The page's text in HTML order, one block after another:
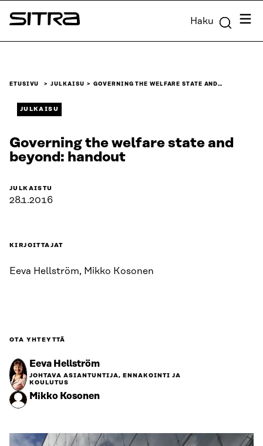
Siirry
suoraan
Sitra Haku
ETUSIVU JULKAISU GOVERNING THE WELFARE STATE AND…
JULKAISU
Governing the welfare state and
beyond: handout
JULKAISTU
28.1.2016
KIRJOITTAJAT
Eeva Hellström, Mikko Kosonen
OTA YHTEYTTÄ
Eeva Hellström
JOHTAVA ASIANTUNTIJA, ENNAKOINTI JA
KOULUTUS
Mikko Kosonen